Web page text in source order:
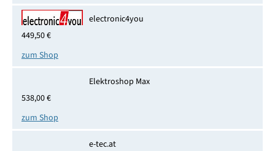
electronic4you
449,50 €
zum Shop
Elektroshop Max
538,00 €
zum Shop
e-tec.at